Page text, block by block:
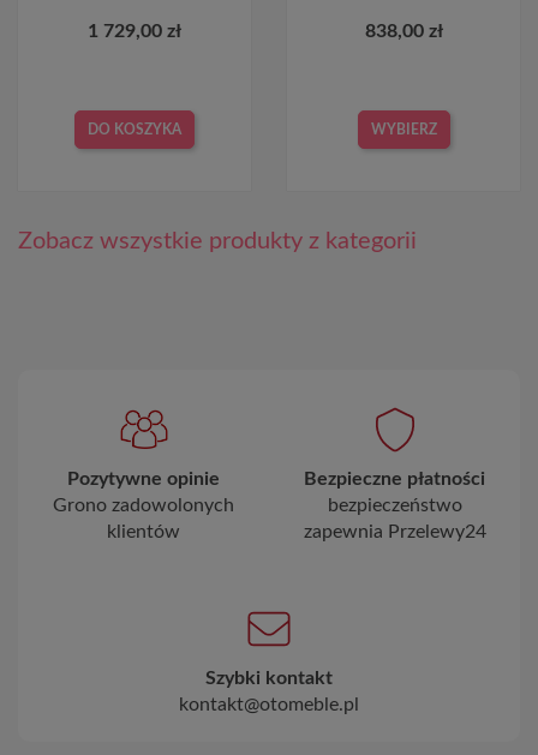
1 729,00 zł
DO KOSZYKA
838,00 zł
WYBIERZ
Zobacz wszystkie produkty z kategorii
Pozytywne opinie
Grono zadowolonych
klientów
Bezpieczne płatności
bezpieczeństwo
zapewnia Przelewy24
Szybki kontakt
kontakt@otomeble.pl